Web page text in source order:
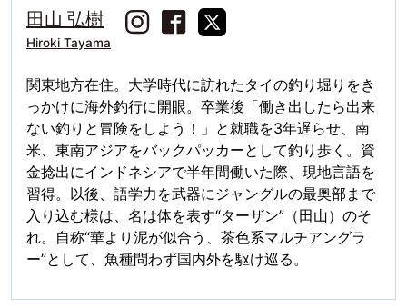
田山 弘樹
Hiroki Tayama
関東地方在住。大学時代に訪れたタイの釣り堀りをき
っかけに海外釣行に開眼。卒業後「働き出したら出来
ない釣りと冒険をしよう！」と就職を3年遅らせ、南
米、東南アジアをバックパッカーとして釣り歩く。資
金捻出にインドネシアで半年間働いた際、現地言語を
習得。以後、語学力を武器にジャングルの最奥部まで
入り込む様は、名は体を表す“ターザン”（田山）のそ
れ。自称“華より泥が似合う、茶色系マルチアングラ
ー”として、魚種問わず国内外を駆け巡る。